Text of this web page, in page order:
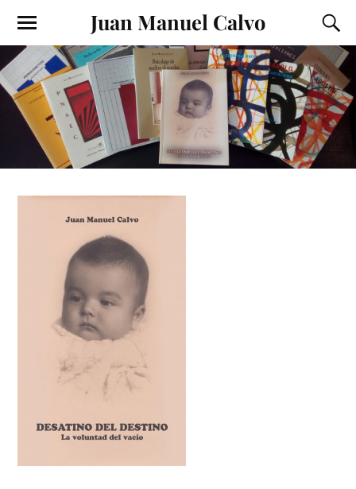
Juan Manuel Calvo